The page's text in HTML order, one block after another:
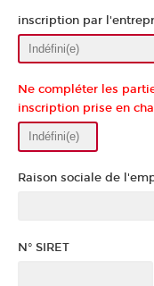
inscription par
Ne compléter les
inscription prise en
Raison sociale de
N° SIRET